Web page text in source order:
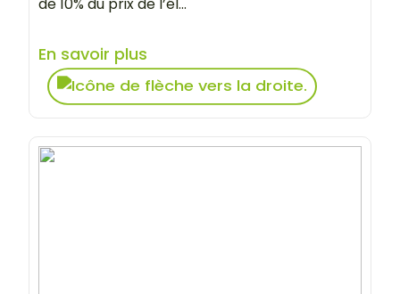
de 10% du prix de l’él...
En savoir plus